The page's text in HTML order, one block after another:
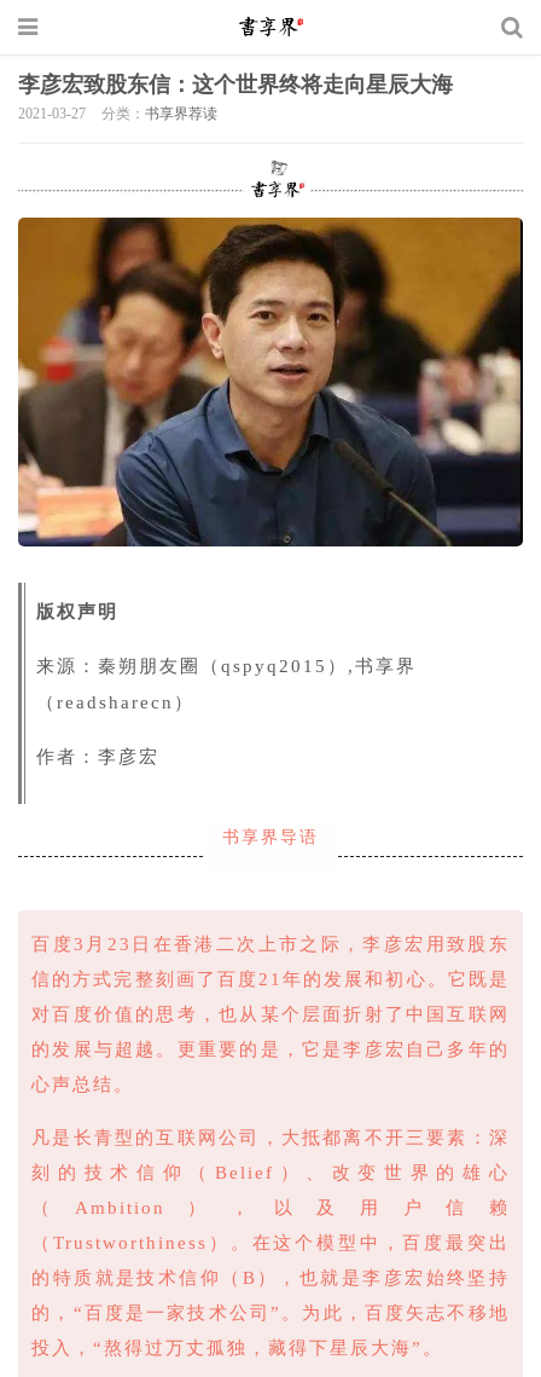
李彦宏致股东信：这个世界终将走向星辰大海
2021-03-27 分类： 书享界荐读
版权声明
来源：秦朔朋友圈（qspyq2015）,书享界
（readsharecn）
作者：李彦宏
书享界导语
百度3月23日在香港二次上市之际，李彦宏用致股东
信的方式完整刻画了百度21年的发展和初心。它既是
对百度价值的思考，也从某个层面折射了中国互联网
的发展与超越。更重要的是，它是李彦宏自己多年的
心声总结。
凡是长青型的互联网公司，大抵都离不开三要素：深
刻的技术信仰（Belief）、改变世界的雄心
（Ambition），以及用户信赖
（Trustworthiness）。在这个模型中，百度最突出
的特质就是技术信仰（B），也就是李彦宏始终坚持
的，“百度是一家技术公司”。为此，百度矢志不移地
投入，“熬得过万丈孤独，藏得下星辰大海”。